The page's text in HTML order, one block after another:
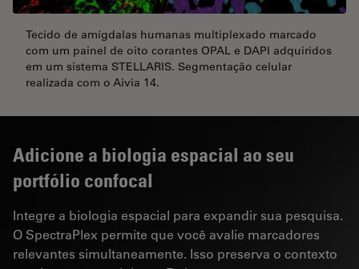
Tecido de amígdalas humanas multiplexado marcado
com um painel de oito corantes OPAL e DAPI adquiridos
em um sistema STELLARIS. Segmentação celular
realizada com o Aivia 14.
Adicione a biologia espacial ao seu
portfólio confocal
Integre a biologia espacial para expandir sua pesquisa.
O SpectraPlex permite que você avalie marcadores
relevantes simultaneamente. Isso preserva o contexto